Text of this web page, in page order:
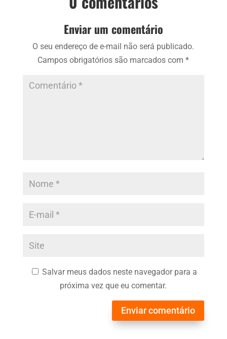
Enviar um comentário
O seu endereço de e-mail não será publicado.
Campos obrigatórios são marcados com*
Salvar meus dados neste navegador para a
próxima vez que eu comentar.
Enviar comentário